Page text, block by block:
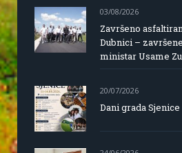
03/08/2026
Završeno
Dubnici –
ministar Usame
20/07/2026
Dani grada Sjenice